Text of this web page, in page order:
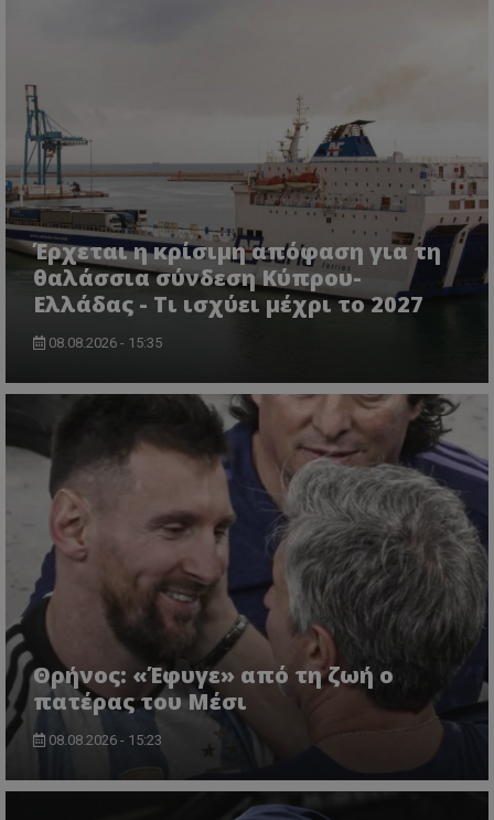
Έρχεται η κρίσιμη απόφαση για τη
θαλάσσια σύνδεση Κύπρου-
Ελλάδας - Τι ισχύει μέχρι το 2027
08.08.2026 - 15:35
Θρήνος: «Έφυγε» από τη ζωή ο
πατέρας του Μέσι
08.08.2026 - 15:23